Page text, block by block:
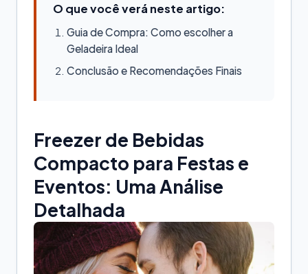
O que você verá neste artigo:
Guia de Compra: Como escolher a
Geladeira Ideal
Conclusão e Recomendações Finais
Freezer de Bebidas
Compacto para Festas e
Eventos: Uma Análise
Detalhada